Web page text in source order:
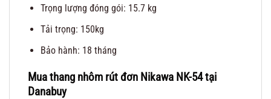
Trọng lượng đóng gói: 15.7 kg
Tải trọng: 150kg
Bảo hành: 18 tháng
Muathang nhôm rút đơn Nikawa NK-54tại
Danabuy